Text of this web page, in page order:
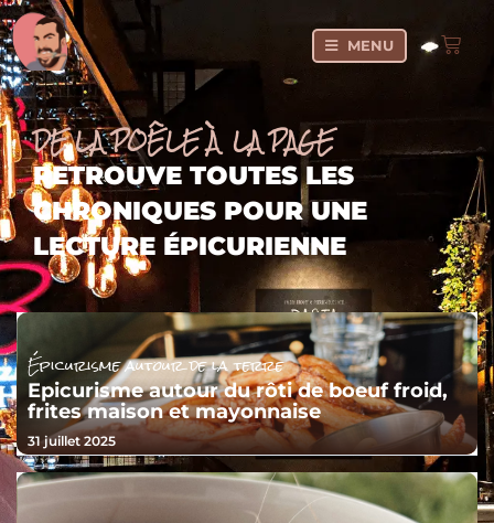
MENU
DE LA POÊLE À LA PAGE
RETROUVE TOUTES LES
CHRONIQUES POUR UNE
LECTURE ÉPICURIENNE
Épicurisme autour de la terre
Epicurisme autour du rôti de boeuf froid,
frites maison et mayonnaise
31 juillet 2025